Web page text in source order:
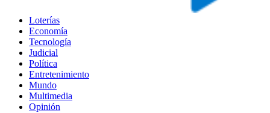
Loterías
Economía
Tecnología
Judicial
Política
Entretenimiento
Mundo
Multimedia
Opinión